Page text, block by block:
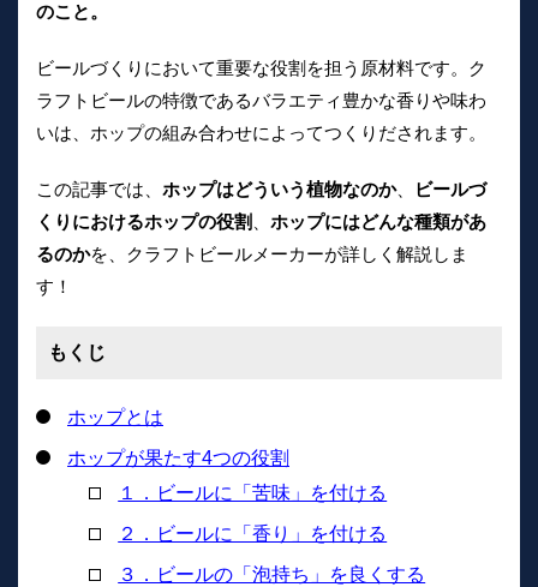
のこと。
ビールづくりにおいて重要な役割を担う原材料です。ク
ラフトビールの特徴であるバラエティ豊かな香りや味わ
いは、ホップの組み合わせによってつくりだされます。
この記事では、 ホップはどういう植物なのか、
ビールづ
くりにおけるホップの役割
ホップにはどんな種類があ
るのかを、クラフトビールメーカーが詳しく解説しま
す！
もくじ
ホップとは
ホップが果たす4つの役割
１．ビールに「苦味」を付ける
２．ビールに「香り」を付ける
３．ビールの「泡持ち」を良くする